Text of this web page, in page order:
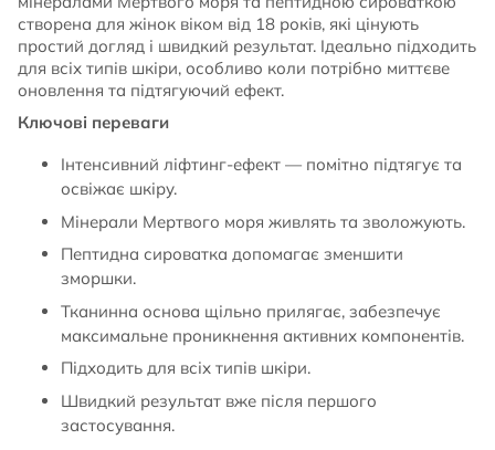
створена для жінок віком від 18 років, які цінують
простий догляд і швидкий результат. Ідеально підходить
для всіх типів шкіри, особливо коли потрібно миттєве
оновлення та підтягуючий ефект.
Ключові переваги
Інтенсивний ліфтинг-ефект — помітно підтягує та
освіжає шкіру.
Мінерали Мертвого моря живлять та зволожують.
Пептидна сироватка допомагає зменшити
зморшки.
Тканинна основа щільно прилягає, забезпечує
максимальне проникнення активних компонентів.
Підходить для всіх типів шкіри.
Швидкий результат вже після першого
застосування.